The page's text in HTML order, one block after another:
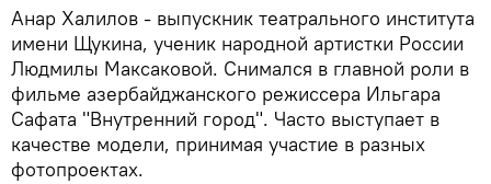
Анар Халилов - выпускник театрального института
имени Щукина, ученик народной артистки России
Людмилы Максаковой. Снимался в главной роли в
фильме азербайджанского режиссера Ильгара
Сафата "Внутренний город". Часто выступает в
качестве модели, принимая участие в разных
фотопроектах.